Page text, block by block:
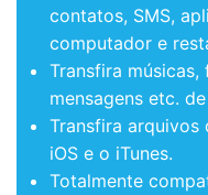
contatos, SMS,
computador e
Transfira
mensagens etc.
Transfira
iOS e o iTunes.
Totalmente